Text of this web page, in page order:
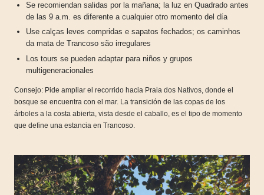
Se recomiendan salidas por la mañana; la luz en Quadrado antes
de las 9 a.m. es diferente a cualquier otro momento del día
Use calças leves compridas e sapatos fechados; os caminhos
da mata de Trancoso são irregulares
Los tours se pueden adaptar para niños y grupos
multigeneracionales
Consejo: Pide ampliar el recorrido hacia Praia dos Nativos, donde el
bosque se encuentra con el mar. La transición de las copas de los
árboles a la costa abierta, vista desde el caballo, es el tipo de momento
que define una estancia en Trancoso.